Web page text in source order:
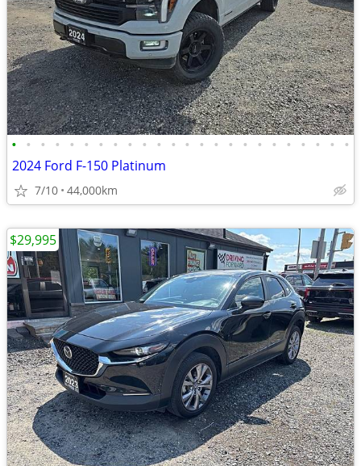
• • • • • • • • • • • • • • • • • • • • • • • •
2024 Ford F-150 Platinum
7/10 44,000km
$29,995